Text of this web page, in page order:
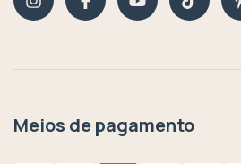
Meios de pagamento